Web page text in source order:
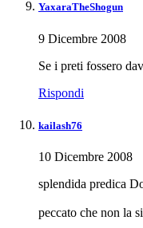
YaxaraTheShogun
9 Dicembre 2008
Se i preti fossero
Rispondi
kailash76
10 Dicembre 2008
splendida predica
peccato che non la